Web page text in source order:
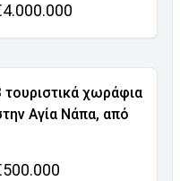
τουριστικά χωράφια
Αγία Νάπα, από